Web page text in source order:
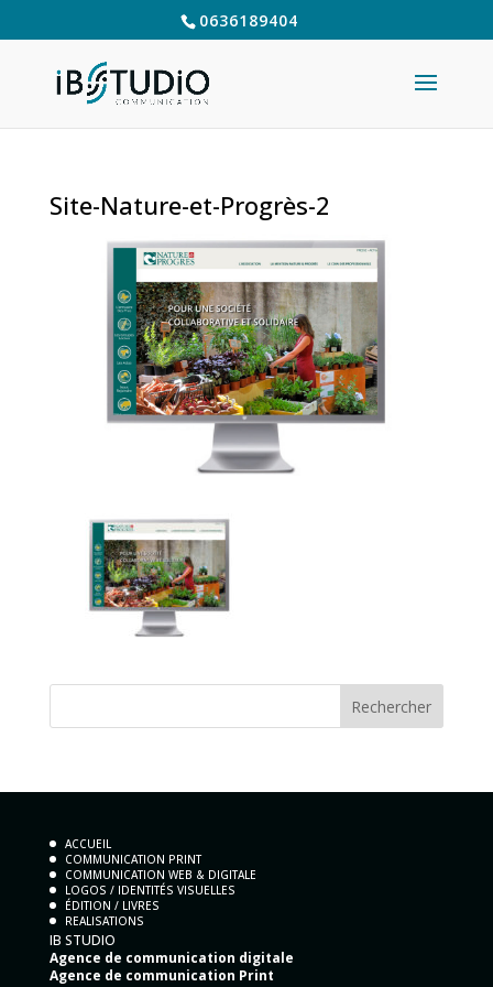
0636189404
Site-Nature-et-Progrès-2
ACCUEIL
COMMUNICATION PRINT
COMMUNICATION WEB & DIGITALE
LOGOS / IDENTITÉS VISUELLES
ÉDITION / LIVRES
REALISATIONS
IB STUDIO
Agence de communication digitale
Agence de communication Print